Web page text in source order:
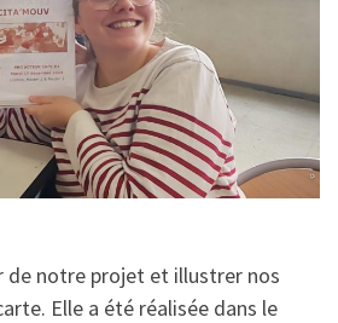
de notre projet et illustrer nos
Elle a été réalisée dans le